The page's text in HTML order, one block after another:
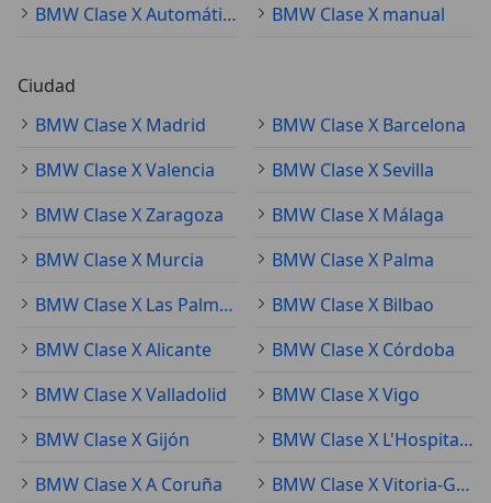
BMW Clase X Automático
BMW Clase X manual
Ciudad
BMW Clase X Madrid
BMW Clase X Barcelona
BMW Clase X Valencia
BMW Clase X Sevilla
BMW Clase X Zaragoza
BMW Clase X Málaga
BMW Clase X Murcia
BMW Clase X Palma
BMW Clase X Las Palmas de Gran Canaria
BMW Clase X Bilbao
BMW Clase X Alicante
BMW Clase X Córdoba
BMW Clase X Valladolid
BMW Clase X Vigo
BMW Clase X Gijón
BMW Clase X L'Hospitalet de Llobregat
BMW Clase X A Coruña
BMW Clase X Vitoria-Gasteiz